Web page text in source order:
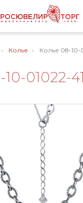
Колье Колье 08-10-
01022-